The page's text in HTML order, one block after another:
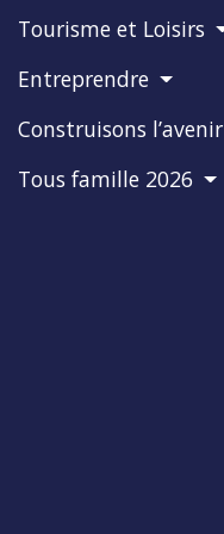
Tourisme et Loisirs
Entreprendre
Construisons l’avenir
Tous famille 2026